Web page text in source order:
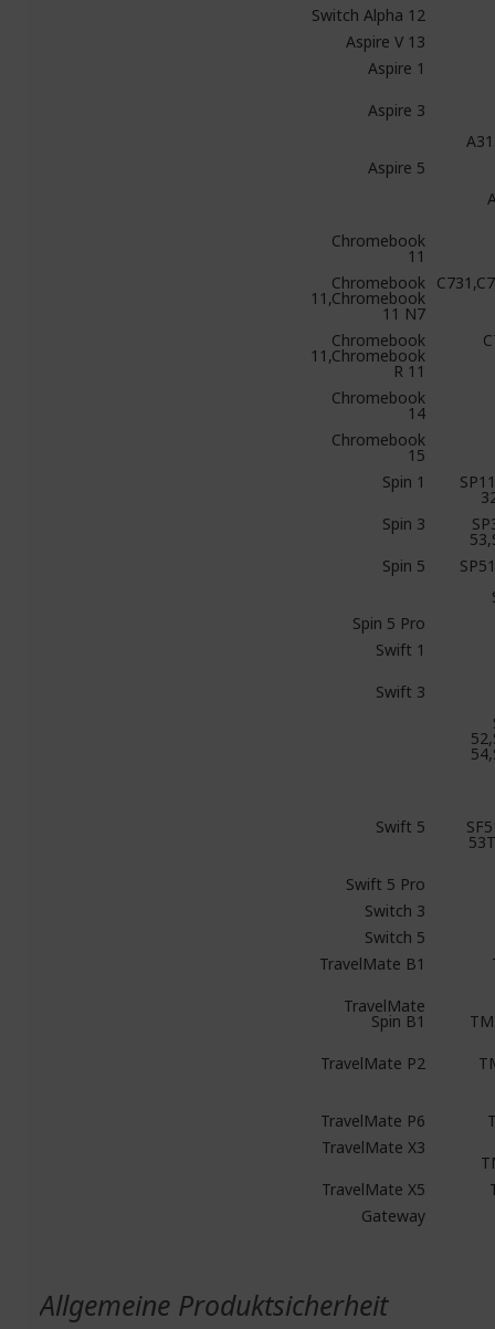
Switch Alpha 12
Aspire V 13
Aspire 1
Aspire 3
Aspire 5
Chromebook
11
Chromebook
11,Chromebook
11 N7
Chromebook
11,Chromebook
R 11
Chromebook
14
Chromebook
15
Spin 1
Spin 3
Spin 5
Spin 5 Pro
Swift 1
Swift 3
Swift 5
Swift 5 Pro
Switch 3
Switch 5
TravelMate B1
TravelMate
Spin B1
TravelMate P2
TravelMate P6
TravelMate X3
TravelMate X5
Gateway
Allgemeine Produktsicherheit